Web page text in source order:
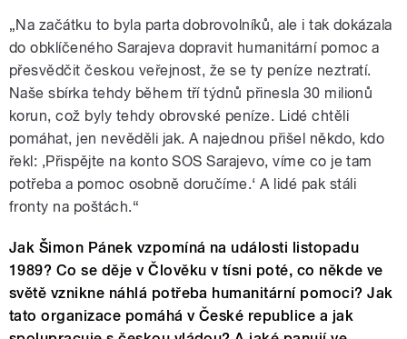
„Na začátku to byla parta dobrovolníků, ale i tak dokázala
do obklíčeného Sarajeva dopravit humanitární pomoc a
přesvědčit českou veřejnost, že se ty peníze neztratí.
Naše sbírka tehdy během tří týdnů přinesla 30 milionů
korun, což byly tehdy obrovské peníze. Lidé chtěli
pomáhat, jen nevěděli jak. A najednou přišel někdo, kdo
řekl: ‚Přispějte na konto SOS Sarajevo, víme co je tam
potřeba a pomoc osobně doručíme.‘ A lidé pak stáli
fronty na poštách.“
Jak Šimon Pánek vzpomíná na události listopadu
1989? Co se děje v Člověku v tísni poté, co někde ve
světě vznikne náhlá potřeba humanitární pomoci? Jak
tato organizace pomáhá v České republice a jak